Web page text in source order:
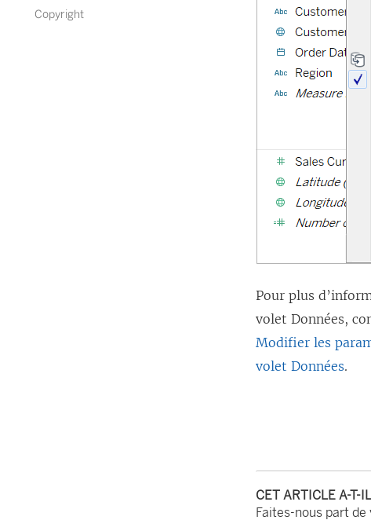
Copyright
Pour plus
volet Données,
Modifier les
volet Données.
CET ARTICLE A-T-
Faites-nous part